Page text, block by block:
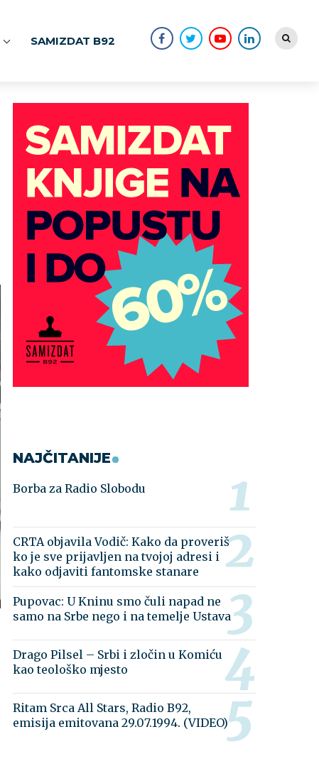
SAMIZDAT B92
NAJČITANIJE
Borba za Radio Slobodu
CRTA objavila Vodič: Kako da proveriš
ko je sve prijavljen na tvojoj adresi i
kako odjaviti fantomske stanare
Pupovac: U Kninu smo čuli napad ne
samo na Srbe nego i na temelje Ustava
Drago Pilsel – Srbi i zločin u Komiću
kao teološko mjesto
Ritam Srca All Stars, Radio B92,
emisija emitovana 29.07.1994. (VIDEO)